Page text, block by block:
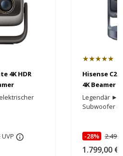
4K HDR
UVP
★★★★★
Hisense C2
4K Beamer
Legendär ►
Subwoofer
-28%
1.799,00 €